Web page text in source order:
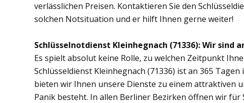
verlässlichen Preisen. Kontaktieren Sie den
solchen Notsituation und er hilft Ihnen gerne weiter!
Schlüsselnotdienst Kleinhegnach (71336): Wir sind
Es spielt absolut keine Rolle, zu welchen Zeitpunkt
Schlüsseldienst Kleinhegnach (71336) ist an 365
bieten wir Ihnen unsere Dienste zu einem attraktiven
Panik besteht. In allen Berliner Bezirken öffnen wir für